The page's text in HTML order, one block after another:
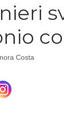
Costa